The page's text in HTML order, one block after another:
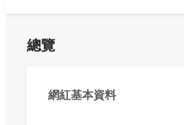
總覽
網紅基本資料